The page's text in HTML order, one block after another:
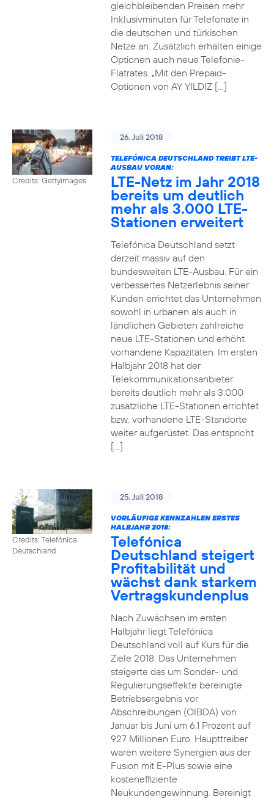
gleichbleibenden Preisen mehr
Inklusivminuten für Telefonate in
die deutschen und türkischen
Netze an. Zusätzlich erhalten einige
Optionen auch neue Telefonie-
Flatrates. „Mit den Prepaid-
Optionen von AY YILDIZ […]
Credits: Gettyimages
26. Juli 2018
TELEFÓNICA DEUTSCHLAND TREIBT LTE-
AUSBAU VORAN:
LTE-Netz im Jahr 2018
bereits um deutlich
mehr als 3.000 LTE-
Stationen erweitert
Telefónica Deutschland setzt
derzeit massiv auf den
bundesweiten LTE-Ausbau. Für ein
verbessertes Netzerlebnis seiner
Kunden errichtet das Unternehmen
sowohl in urbanen als auch in
ländlichen Gebieten zahlreiche
neue LTE-Stationen und erhöht
vorhandene Kapazitäten. Im ersten
Halbjahr 2018 hat der
Telekommunikationsanbieter
bereits deutlich mehr als 3.000
zusätzliche LTE-Stationen errichtet
bzw. vorhandene LTE-Standorte
weiter aufgerüstet. Das entspricht
[…]
Credits: Telefónica
Deutschland
25. Juli 2018
VORLÄUFIGE KENNZAHLEN ERSTES
HALBJAHR 2018:
Telefónica
Deutschland steigert
Profitabilität und
wächst dank starkem
Vertragskundenplus
Nach Zuwächsen im ersten
Halbjahr liegt Telefónica
Deutschland voll auf Kurs für die
Ziele 2018. Das Unternehmen
steigerte das um Sonder- und
Regulierungseffekte bereinigte
Betriebsergebnis vor
Abschreibungen (OIBDA) von
Januar bis Juni um 6,1 Prozent auf
927 Millionen Euro. Haupttreiber
waren weitere Synergien aus der
Fusion mit E-Plus sowie eine
kosteneffiziente
Neukundengewinnung. Bereinigt